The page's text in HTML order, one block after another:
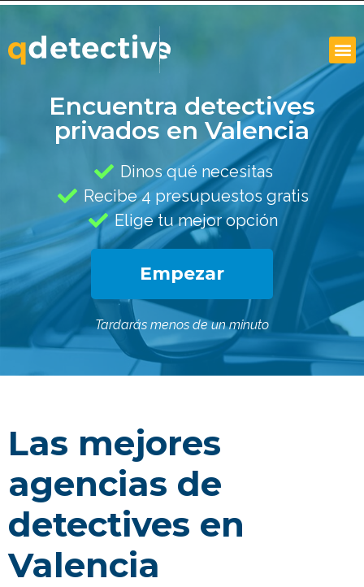
Encuentra detectives
privados en Valencia
Dinos qué necesitas
Recibe 4 presupuestos gratis
Elige tu mejor opción
Empezar
Tardarás menos de un minuto
Las mejores
agencias de
detectives en
Valencia